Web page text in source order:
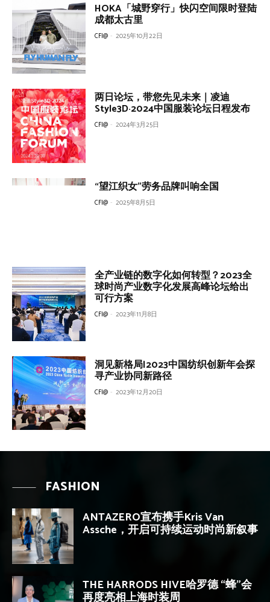
HOKA「城野穿行」快闪空间限时登陆
成都太古里
CFI@ - 2025年10月22日
两日论坛，带您先见未来｜凌迪
Style3D·2024中国服装论坛日程发布
CFI@ - 2024年3月25日
“望江织女”劳务品牌叫响全国
CFI@ - 2025年8月5日
全产业链的数字化如何转型？2023全
球时尚产业数字化发展高峰论坛给出
可行方案
CFI@ - 2023年11月8日
洞见新格局|2023中国纺织创新年会探
寻产业协同新路径
CFI@ - 2023年12月20日
FASHION
ANTAZERO宣布携手Kris Van
Assche，开启可持续运动时尚新叙事
THE HARRODS HIVE哈罗德 “蜂”会
再度亮相上海时装周